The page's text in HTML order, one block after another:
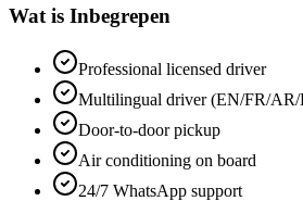
Wat is Inbegrepen
Professional licensed driver
Multilingual driver (EN/FR/AR/
Door-to-door pickup
Air conditioning on board
24/7 WhatsApp support